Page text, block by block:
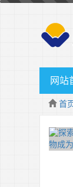
网站
首